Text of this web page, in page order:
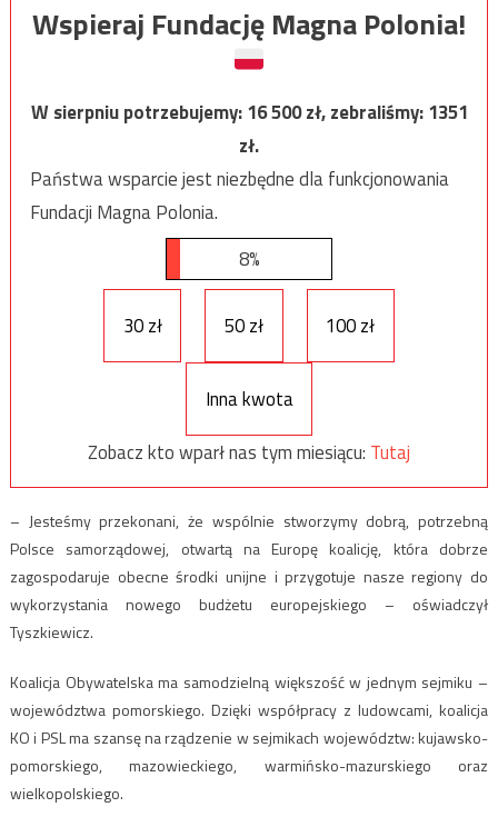
Wspieraj Fundację Magna Polonia!
W sierpniu potrzebujemy:16 500zł, zebraliśmy:1351
zł.
Państwa wsparcie jest niezbędne dla funkcjonowania
Fundacji Magna Polonia.
8%
30 zł 50 zł 100 zł
Inna kwota
Zobacz kto wparł nas tym miesiącu: Tutaj
– Jesteśmy przekonani, że wspólnie stworzymy dobrą, potrzebną
Polsce samorządowej, otwartą na Europę koalicję, która dobrze
zagospodaruje obecne środki unijne i przygotuje nasze regiony do
wykorzystania nowego budżetu europejskiego – oświadczył
Tyszkiewicz.
Koalicja Obywatelska ma samodzielną większość w jednym sejmiku –
województwa pomorskiego. Dzięki współpracy z ludowcami, koalicja
KO i PSL ma szansę na rządzenie w sejmikach województw: kujawsko-
pomorskiego, mazowieckiego, warmińsko-mazurskiego oraz
wielkopolskiego.